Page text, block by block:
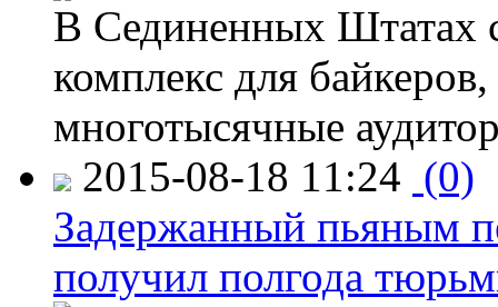
В Сединенных Штатах
комплекс для
многотысячные
2015-08-18 11:24 (0)
Задержанный пьяным
получил полгода